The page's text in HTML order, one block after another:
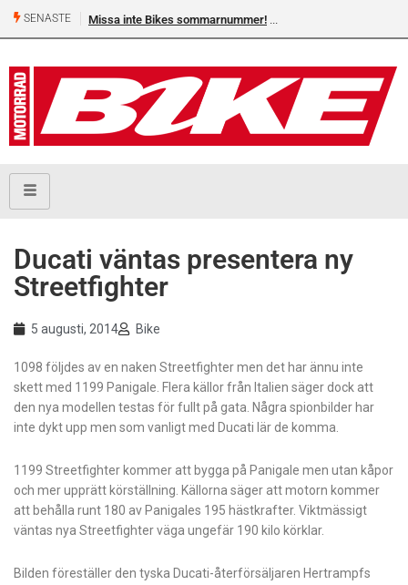
SENASTE Missa inte Bikes sommarnummer!
Ducati väntas presentera ny
Streetfighter
5 augusti, 2014 Bike
1098 följdes av en naken Streetfighter men det har ännu inte
skett med 1199 Panigale. Flera källor från Italien säger dock att
den nya modellen testas för fullt på gata. Några spionbilder har
inte dykt upp men som vanligt med Ducati lär de komma.
1199 Streetfighter kommer att bygga på Panigale men utan kåpor
och mer upprätt körställning. Källorna säger att motorn kommer
att behålla runt 180 av Panigales 195 hästkrafter. Viktmässigt
väntas nya Streetfighter väga ungefär 190 kilo körklar.
Bilden föreställer den tyska Ducati-återförsäljaren Hertrampfs